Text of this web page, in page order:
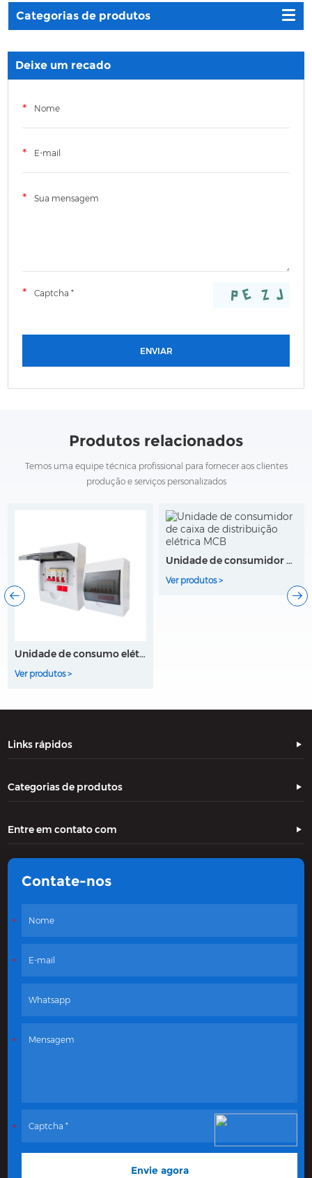
Categorias de produtos
Deixe um recado
Produtos relacionados
Temos uma equipe técnica profissional para fornecer aos clientes
produção e serviços personalizados
Ver produtos >
Links rápidos
Categorias de produtos
Entre em contato com
Contate-nos